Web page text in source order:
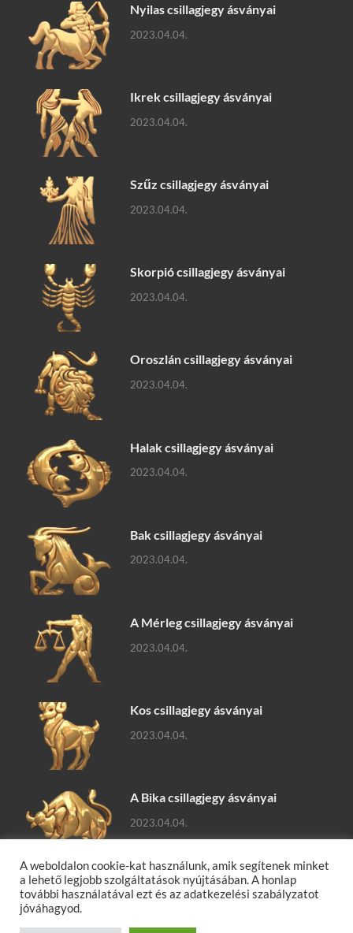
Nyilas csillagjegy ásványai
2023.04.04.
Ikrek csillagjegy ásványai
2023.04.04.
Szűz csillagjegy ásványai
2023.04.04.
Skorpió csillagjegy ásványai
2023.04.04.
Oroszlán csillagjegy ásványai
2023.04.04.
Halak csillagjegy ásványai
2023.04.04.
Bak csillagjegy ásványai
2023.04.04.
A Mérleg csillagjegy ásványai
2023.04.04.
Kos csillagjegy ásványai
2023.04.04.
A Bika csillagjegy ásványai
2023.04.04.
Ásványok, ásványok hatásai, gyógyító ásványok, ásványfajták,
A weboldalon cookie-kat használunk, amik segítenek minket
a lehető legjobb szolgáltatások nyújtásában. A honlap
további használatával ezt és az adatkezelési szabályzatot
jóváhagyod.